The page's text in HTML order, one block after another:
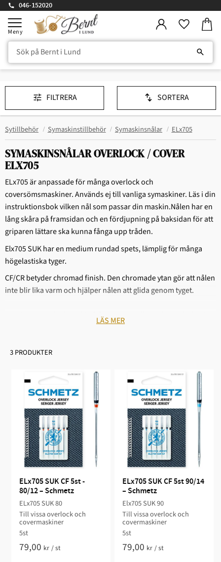
Meny
046-152020
Sytillbehör Symaskinstillbehör Symaskinsnålar ELx705
SYMASKINSNÅLAR OVERLOCK / COVER
ELX705
ELx705 är anpassade för många overlock och
coversömsmaskiner. Används ej till vanliga symaskiner. Läs i din
instruktionsbok vilken nål som passar din maskin.Nålen har en
lång skåra på framsidan och en fördjupning på baksidan för att
griparen lättare ska kunna fånga upp tråden.
Elx705 SUK har en medium rundad spets, lämplig för många
högelastiska tyger.
CF/CR betyder chromad finish. Den chromade ytan gör att nålen
inte blir lika varm och hjälper nålen att glida genom tyget.
Har du en overlockmaskin från Janome eller Baby Lock ska du
HAx1SP-nålar
LÄS MER
3 PRODUKTER
FILTRERA SORTERA
ELx705 SUK CF 5st -
80/12 – Schmetz
ELx705 SUK 80
Till vissa overlock och
covermaskiner
5st
79,00 kr /st
ELx705 SUK CF 5st 90/14
– Schmetz
Elx705 SUK 90
Till vissa overlock och
covermaskiner
5st
79,00 kr /st